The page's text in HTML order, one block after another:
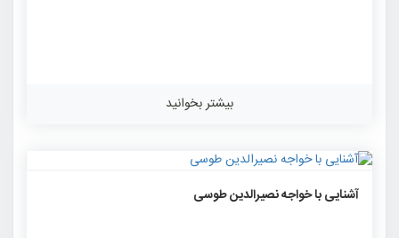
بیشتر بخوانید
آشنایی با خواجه نصیرالدین طوسی